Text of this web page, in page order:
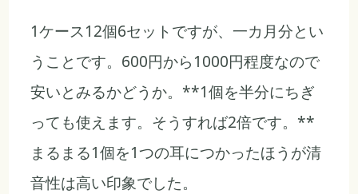
1ケース12個6セットですが、一カ月分とい
うことです。600円から1000円程度なので
安いとみるかどうか。**1個を半分にちぎ
っても使えます。そうすれば2倍です。**
まるまる1個を1つの耳につかったほうが清
音性は高い印象でした。